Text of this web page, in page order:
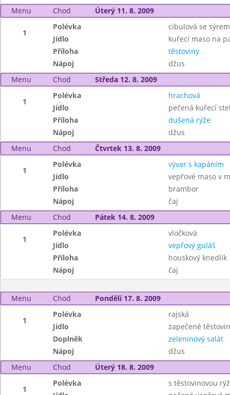
Menu
Chod Úterý 11. 8. 2009
1
Polévka
cibulová se sýrem
Jídlo
kuřecí maso na
Příloha
těstoviny
Nápoj
džus
Menu
Chod Středa 12. 8. 2009
1
Polévka
hrachová
Jídlo
pečená kuřecí
Příloha
dušená rýže
Nápoj
džus
Menu
Chod Čtvrtek 13. 8. 2009
1
Polévka
vývar s kapáním
Jídlo
vepřové maso v
Příloha
brambor
Nápoj
čaj
Menu
Chod Pátek 14. 8. 2009
1
Polévka
vločková
Jídlo
vepřový guláš
Příloha
houskový knedlík
Nápoj
čaj
Menu Chod Pondělí 17. 8. 2009
1
Polévka
rajská
Jídlo
zapečené
Doplněk
zeleninový salát
Nápoj
džus
Menu
Chod Úterý 18. 8. 2009
1
Polévka
s těstovinovou